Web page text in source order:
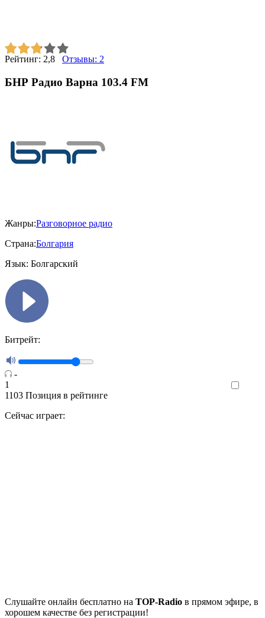
Рейтинг: 2,8 Отзывы: 2
БНР Радио Варна 103.4 FM
Жанры:Разговорное радио
Страна:Болгария
Язык: Болгарский
Битрейт:
-
1
1103 Позиция в рейтинге
Сейчас играет:
Cлушайте онлайн бесплатно на TOP-Radio в прямом эфире, в
хорошем качестве без регистрации!